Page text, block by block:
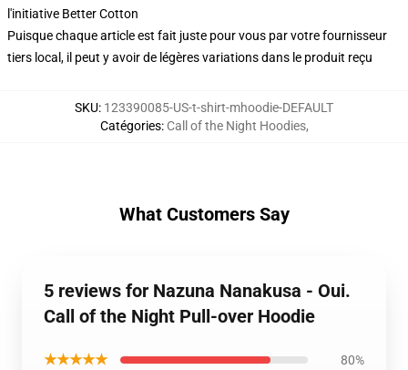
l'initiative Better Cotton
Puisque chaque article est fait juste pour vous par votre fournisseur
tiers local, il peut y avoir de légères variations dans le produit reçu
SKU: 123390085-US-t-shirt-mhoodie-DEFAULT
Catégories: Call of the Night Hoodies,
What Customers Say
5 reviews for Nazuna Nanakusa - Oui.
Call of the Night Pull-over Hoodie
★★★★★ 80%